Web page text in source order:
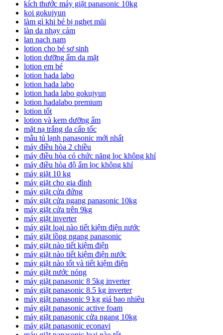
kích thước máy giặt panasonic 10kg
koi gokujyun
làm gì khi bé bị nghẹt mũi
làn da nhạy cảm
lan nach nam
lotion cho bé sơ sinh
lotion dưỡng ẩm da mặt
lotion em bé
lotion hada labo
lotion hada labo
lotion hada labo gokujyun
lotion hadalabo premium
lotion tốt
lotion và kem dưỡng ẩm
mặt nạ trắng da cấp tốc
mẫu tủ lạnh panasonic mới nhất
máy điều hòa 2 chiều
máy điều hòa có chức năng lọc không khí
máy điều hòa độ ẩm lọc không khí
máy giặt 10 kg
máy giặt cho gia đình
máy giặt cửa đứng
máy giặt cửa ngang panasonic 10kg
máy giặt cửa trên 9kg
máy giặt inverter
máy giặt loại nào tiết kiệm điện nước
máy giặt lồng ngang panasonic
máy giặt nào tiết kiệm điện
máy giặt nào tiết kiệm điện nước
máy giặt nào tốt và tiết kiệm điện
máy giặt nước nóng
máy giặt panasonic 8 5kg inverter
máy giặt panasonic 8.5 kg inverter
máy giặt panasonic 9 kg giá bao nhiêu
máy giặt panasonic active foam
máy giặt panasonic cửa ngang 10kg
máy giặt panasonic econavi